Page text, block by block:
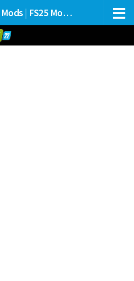
Farming Simulator 25 Mods | FS25 Mods Stahování